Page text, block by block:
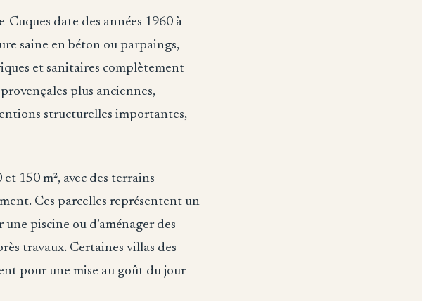
Cuques date des années 1960 à
saine en béton ou parpaings,
et sanitaires complètement
plus anciennes,
structurelles importantes,
150 m², avec des terrains
Ces parcelles représentent un
piscine ou d’aménager des
travaux. Certaines villas des
pour une mise au goût du jour